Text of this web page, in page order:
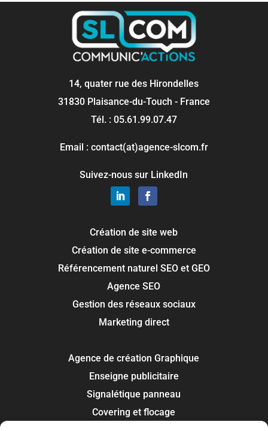
14, quater rue des Hirondelles
31830 Plaisance-du-Touch - France
Tél. : 05.61.99.07.47
Email : contact(at)agence-slcom.fr
Suivez-nous sur LinkedIn
Création de site web
Création de site e-commerce
Référencement naturel SEO et GEO
Agence SEO
Gestion des réseaux sociaux
Marketing direct
Agence de création Graphique
Enseigne publicitaire
Signalétique panneau
Covering et flocage